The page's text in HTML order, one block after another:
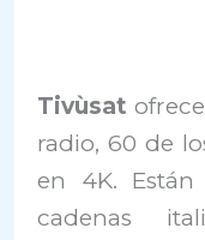
Tivùsat
radio, 60 de
en 4K. Están
cadenas